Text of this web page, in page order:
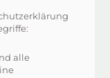
alle